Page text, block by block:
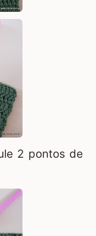
2 pontos de